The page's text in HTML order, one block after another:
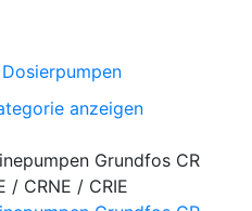
Dosierpumpen
anzeigen